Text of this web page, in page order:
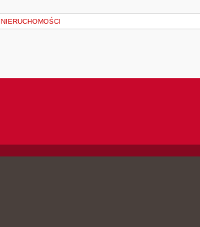
NIERUCHOMOŚCI